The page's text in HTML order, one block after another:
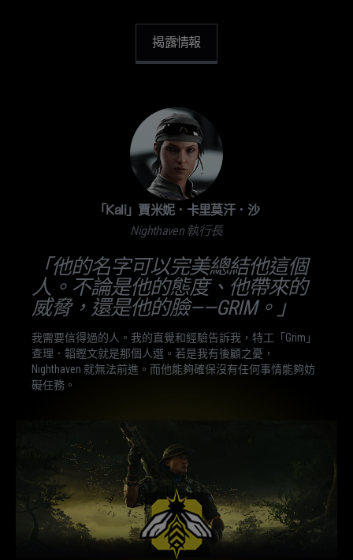
揭露情報
「Kali」賈米妮．卡里莫汗．沙
Nighthaven 執行長
「他的名字可以完美總結他這個
人。不論是他的態度、他帶來的
威脅，還是他的臉——GRIM。」
我需要信得過的人。我的直覺和經驗告訴我，特工「Grim」
查理．韜鏗文就是那個人選。若是我有後顧之憂，
Nighthaven 就無法前進。而他能夠確保沒有任何事情能夠妨
礙任務。